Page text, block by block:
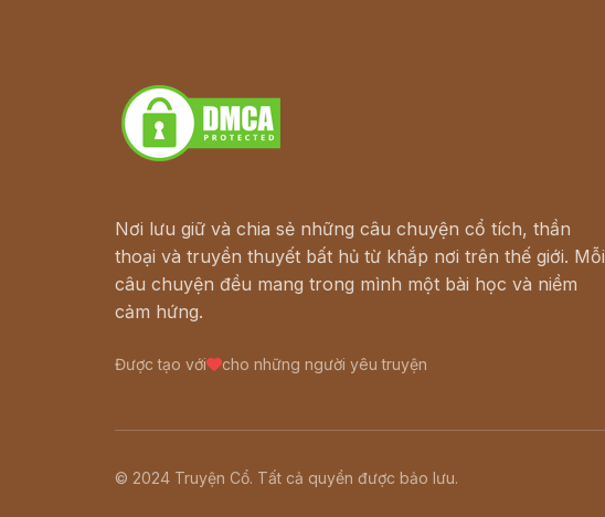
Nơi lưu giữ và chia sẻ những câu chuyện cổ tích, thần
thoại và truyền thuyết bất hủ từ khắp nơi trên thế giới. Mỗi
câu chuyện đều mang trong mình một bài học và niềm
cảm hứng.
Được tạo với cho những người yêu truyện
© 2024 Truyện Cổ. Tất cả quyền được bảo lưu.